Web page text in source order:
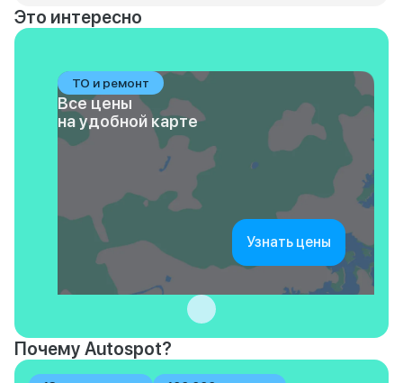
Это интересно
ТО и ремонт
Все цены
на удобной карте
Узнать цены
Почему Autospot?